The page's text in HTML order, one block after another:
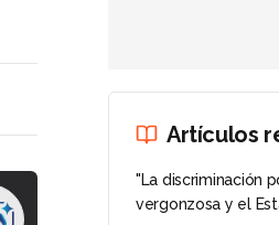
Artículos
"La discriminación
vergonzosa y el